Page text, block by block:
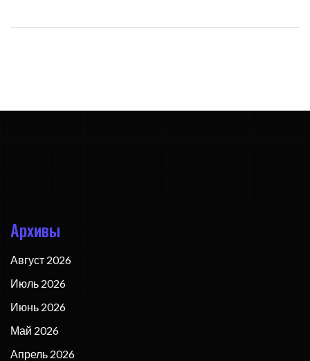
Архивы
Август 2026
Июль 2026
Июнь 2026
Май 2026
Апрель 2026